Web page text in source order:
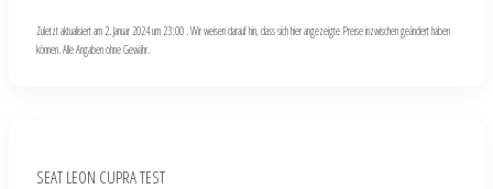
Zuletzt aktualisiert am 2. Januar 2024 um 23:00 . Wir weisen darauf hin, dass sich hier angezeigte Preise inzwischen geändert haben
können. Alle Angaben ohne Gewähr.
SEAT LEON CUPRA TEST